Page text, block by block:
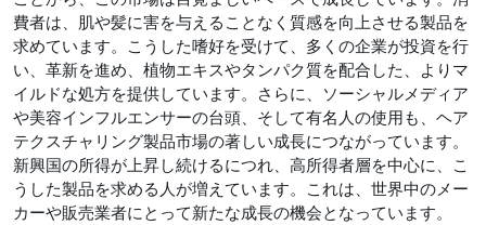
費者は、肌や髪に害を与えることなく質感を向上させる製品を
求めています。こうした嗜好を受けて、多くの企業が投資を行
い、革新を進め、植物エキスやタンパク質を配合した、よりマ
イルドな処方を提供しています。さらに、ソーシャルメディア
や美容インフルエンサーの台頭、そして有名人の使用も、ヘア
テクスチャリング製品市場の著しい成長につながっています。
新興国の所得が上昇し続けるにつれ、高所得者層を中心に、こ
うした製品を求める人が増えています。これは、世界中のメー
カーや販売業者にとって新たな成長の機会となっています。